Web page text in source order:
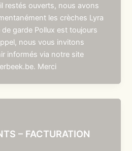
restés ouverts, nous avons
les crèches Lyra
garde Pollux est toujours
nous vous invitons
informés via notre site
Merci
– FACTURATION